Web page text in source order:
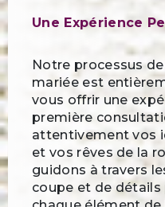
Une Expérience
Notre processus
mariée est
vous offrir une
première
attentivement vos
et vos rêves de la
guidons à travers
coupe et de détails